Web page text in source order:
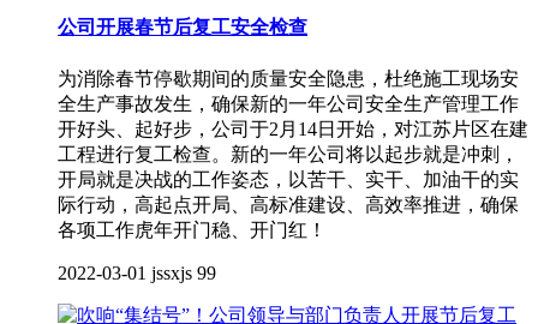
公司开展春节后复工安全检查
为消除春节停歇期间的质量安全隐患，杜绝施工现场安
全生产事故发生，确保新的一年公司安全生产管理工作
开好头、起好步，公司于2月14日开始，对江苏片区在建
工程进行复工检查。新的一年公司将以起步就是冲刺，
开局就是决战的工作姿态，以苦干、实干、加油干的实
际行动，高起点开局、高标准建设、高效率推进，确保
各项工作虎年开门稳、开门红！
2022-03-01 jssxjs 99